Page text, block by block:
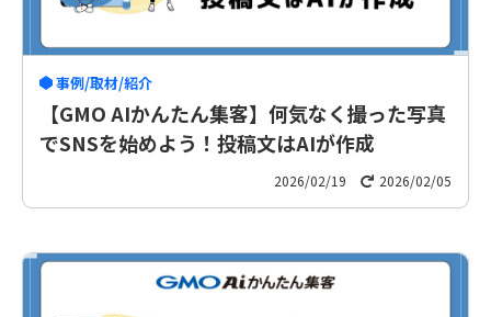
事例/取材/紹介
【GMO AIかんたん集客】何気なく撮った写真
でSNSを始めよう！投稿文はAIが作成
2026/02/19 2026/02/05